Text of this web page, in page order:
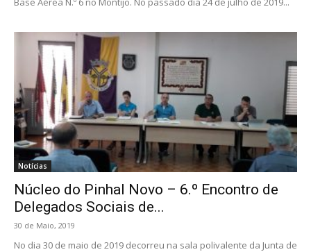
Notícias
Núcleo do Pinhal Novo – 6.º Encontro de
Delegados Sociais de...
30 de Maio, 2019
No dia 30 de maio de 2019 decorreu na sala polivalente da Junta de